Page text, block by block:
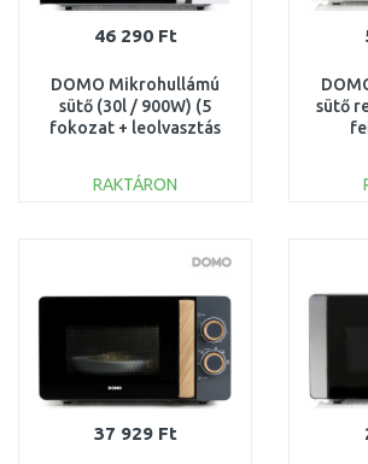
46 290 Ft
DOMO Mikrohullámú
sütő (30l / 900W) (5
fokozat + leolvasztás
RAKTÁRON
Összehasonlítás
sütő
37 929 Ft